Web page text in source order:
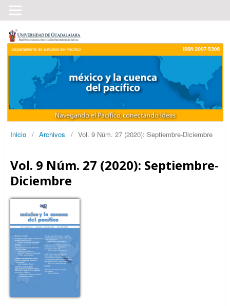
Inicio / Archivos / Vol. 9 Núm. 27 (2020): Septiembre-Diciembre
Vol. 9 Núm. 27 (2020): Septiembre-
Diciembre